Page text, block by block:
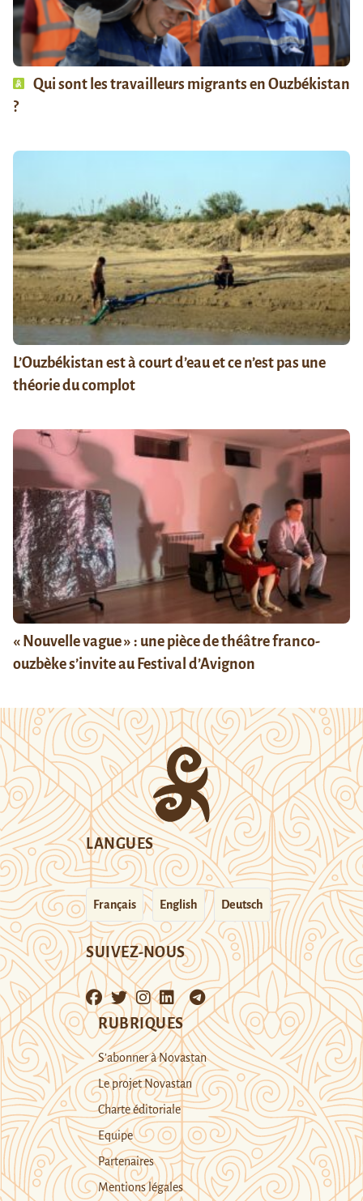
Qui sont les travailleurs migrants en Ouzbékistan
?
L’Ouzbékistan est à court d’eau et ce n’est pas une
théorie du complot
« Nouvelle vague » : une pièce de théâtre franco-
ouzbèke s’invite au Festival d’Avignon
LANGUES
Français English Deutsch
SUIVEZ-NOUS
RUBRIQUES
S’abonner à Novastan
Le projet Novastan
Charte éditoriale
Equipe
Partenaires
Mentions légales